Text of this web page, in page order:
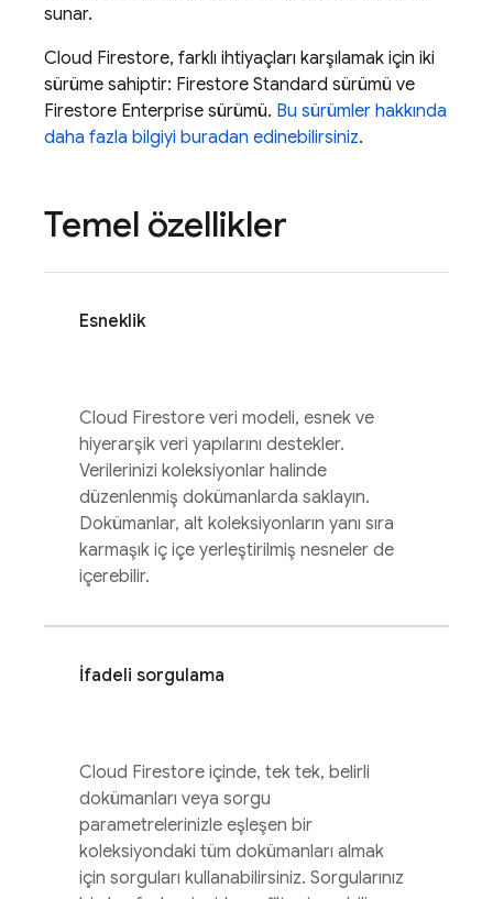
sunar.
Cloud Firestore, farklı ihtiyaçları karşılamak için iki
sürüme sahiptir: Firestore Standard sürümü ve
Firestore Enterprise sürümü. Bu sürümler hakkında
daha fazla bilgiyi buradan edinebilirsiniz.
Temel özellikler
Esneklik
Cloud Firestore veri modeli, esnek ve
hiyerarşik veri yapılarını destekler.
Verilerinizi koleksiyonlar halinde
düzenlenmiş dokümanlarda saklayın.
Dokümanlar, alt koleksiyonların yanı sıra
karmaşık iç içe yerleştirilmiş nesneler de
içerebilir.
İfadeli sorgulama
Cloud Firestore içinde, tek tek, belirli
dokümanları veya sorgu
parametrelerinizle eşleşen bir
koleksiyondaki tüm dokümanları almak
için sorguları kullanabilirsiniz. Sorgularınız